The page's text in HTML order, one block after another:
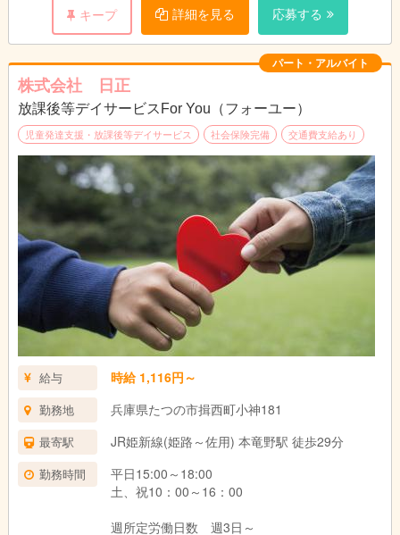
キープ
詳細を見る 応募する
パート・アルバイト
株式会社 日正
放課後等デイサービスFor You（フォーユー）
児童発達支援・放課後等デイサービス 社会保険完備 交通費支給あり
給与 時給 1,116円～
勤務地 兵庫県たつの市揖西町小神181
最寄駅 JR姫新線(姫路～佐用) 本竜野駅 徒歩29分
勤務時間
平日15:00～18:00
土、祝10：00～16：00
週所定労働日数 週3日～